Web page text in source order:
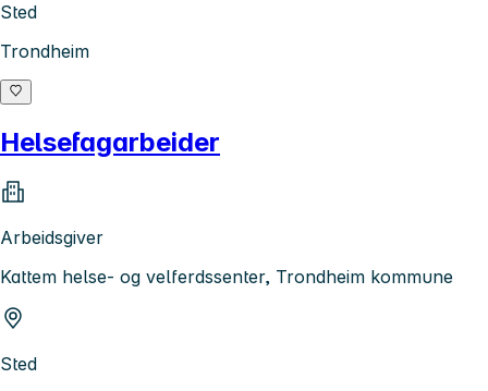
Sted
Trondheim
Helsefagarbeider
Arbeidsgiver
Kattem helse- og velferdssenter, Trondheim kommune
Sted